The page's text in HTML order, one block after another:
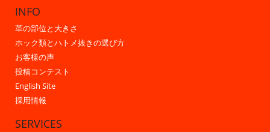
INFO
革の部位と大きさ
ホック類とハトメ抜きの選び方
お客様の声
投稿コンテスト
English Site
採用情報
SERVICES